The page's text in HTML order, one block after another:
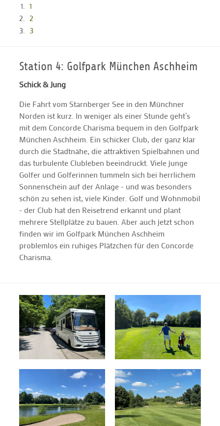
1
2
3
Station 4: Golfpark München Aschheim
Schick & Jung
Die Fahrt vom Starnberger See in den Münchner
Norden ist kurz. In weniger als einer Stunde geht’s
mit dem Concorde Charisma bequem in den Golfpark
München Aschheim. Ein schicker Club, der ganz klar
durch die Stadtnähe, die attraktiven Spielbahnen und
das turbulente Clubleben beeindruckt. Viele junge
Golfer und Golferinnen tummeln sich bei herrlichem
Sonnenschein auf der Anlage - und was besonders
schön zu sehen ist, viele Kinder. Golf und Wohnmobil
- der Club hat den Reisetrend erkannt und plant
mehrere Stellplätze zu bauen. Aber auch jetzt schon
finden wir im Golfpark München Aschheim
problemlos ein ruhiges Plätzchen für den Concorde
Charisma.